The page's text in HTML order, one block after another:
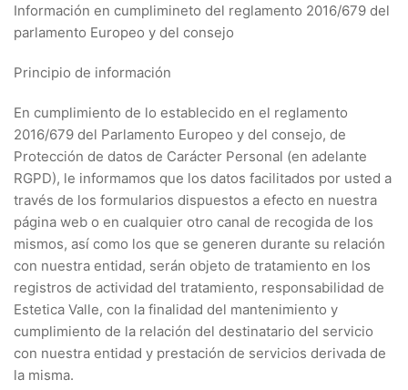
Información en cumplimineto del reglamento 2016/679 del
parlamento Europeo y del consejo
Principio de información
En cumplimiento de lo establecido en el reglamento
2016/679 del Parlamento Europeo y del consejo, de
Protección de datos de Carácter Personal (en adelante
RGPD), le informamos que los datos facilitados por usted a
través de los formularios dispuestos a efecto en nuestra
página web o en cualquier otro canal de recogida de los
mismos, así como los que se generen durante su relación
con nuestra entidad, serán objeto de tratamiento en los
registros de actividad del tratamiento, responsabilidad de
Estetica Valle, con la finalidad del mantenimiento y
cumplimiento de la relación del destinatario del servicio
con nuestra entidad y prestación de servicios derivada de
la misma.